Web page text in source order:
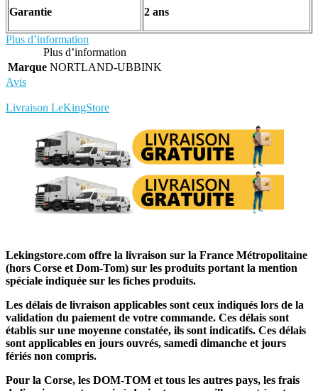
Garantie 2 ans
Plus d’information
Plus d’information
Marque NORTLAND-UBBINK
Avis
Livraison LeKingStore
Lekingstore.com offre la livraison sur la France Métropolitaine
(hors Corse et Dom-Tom) sur les produits portant la mention
spéciale indiquée sur les fiches produits.
Les délais de livraison applicables sont ceux indiqués lors de la
validation du paiement de votre commande. Ces délais sont
établis sur une moyenne constatée, ils sont indicatifs. Ces délais
sont applicables en jours ouvrés, samedi dimanche et jours
fériés non compris.
Pour la Corse, les DOM-TOM et tous les autres pays, les frais